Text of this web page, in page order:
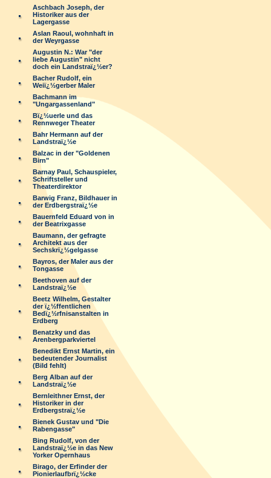
Aschbach Joseph, der
Historiker aus der
Lagergasse
Aslan Raoul, wohnhaft in
der Weyrgasse
Augustin N.: War "der
liebe Augustin" nicht
doch ein Landstraï¿½er?
Bacher Rudolf, ein
Weiï¿½gerber Maler
Bachmann im
"Ungargassenland"
Bï¿½uerle und das
Rennweger Theater
Bahr Hermann auf der
Landstraï¿½e
Balzac in der "Goldenen
Birn"
Barnay Paul, Schauspieler,
Schriftsteller und
Theaterdirektor
Barwig Franz, Bildhauer in
der Erdbergstraï¿½e
Bauernfeld Eduard von in
der Beatrixgasse
Baumann, der gefragte
Architekt aus der
Sechskrï¿½gelgasse
Bayros, der Maler aus der
Tongasse
Beethoven auf der
Landstraï¿½e
Beetz Wilhelm, Gestalter
der ï¿½ffentlichen
Bedï¿½rfnisanstalten in
Erdberg
Benatzky und das
Arenbergparkviertel
Benedikt Ernst Martin, ein
bedeutender Journalist
(Bild fehlt)
Berg Alban auf der
Landstraï¿½e
Bernleithner Ernst, der
Historiker in der
Erdbergstraï¿½e
Bienek Gustav und "Die
Rabengasse"
Bing Rudolf, von der
Landstraï¿½e in das New
Yorker Opernhaus
Birago, der Erfinder der
Pionierlaufbrï¿½cke